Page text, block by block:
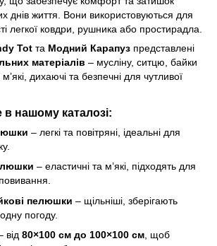
днів життя. Вони використовуються для
легкої ковдри, рушника або простирадла.
Tot та Модний Карапуз представлені
матеріалів – мусліну, ситцю, байки
дихаючі та безпечні для чутливої
нашому каталозі:
– легкі та повітряні, ідеальні для
– еластичні та м’які, підходять для
пелюшки – щільніші, зберігають
погоду.
від 80×100 см до 100×100 см , щоб